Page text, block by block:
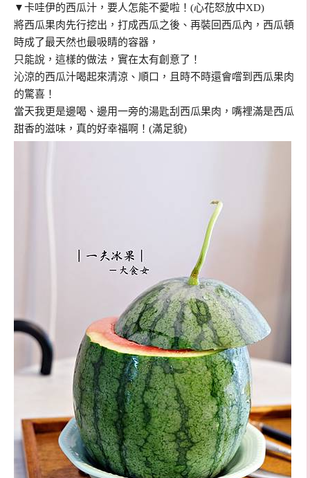
▼卡哇伊的西瓜汁，要人怎能不愛啦！(心花怒放中XD)
將西瓜果肉先行挖出，打成西瓜之後、再裝回西瓜內，西瓜頓
時成了最天然也最吸睛的容器，
只能說，這樣的做法，實在太有創意了！
沁涼的西瓜汁喝起來清涼、順口，且時不時還會嚐到西瓜果肉
的驚喜！
當天我更是邊喝、邊用一旁的湯匙刮西瓜果肉，嘴裡滿是西瓜
甜香的滋味，真的好幸福啊！(滿足貌)